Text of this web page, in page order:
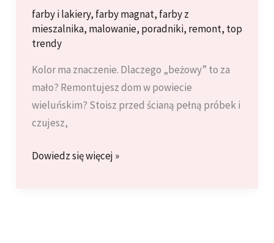
farby i lakiery, farby magnat, farby z
mieszalnika, malowanie, poradniki, remont, top
trendy
Kolor ma znaczenie. Dlaczego „beżowy” to za
mało? Remontujesz dom w powiecie
wieluńskim? Stoisz przed ścianą pełną próbek i
czujesz,
Wzornik
Dowiedz się więcej »